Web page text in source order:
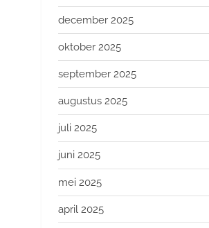
december 2025
oktober 2025
september 2025
augustus 2025
juli 2025
juni 2025
mei 2025
april 2025